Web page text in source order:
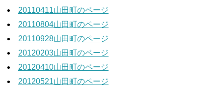
20110411山田町のページ
20110804山田町のページ
20110928山田町のページ
20120203山田町のページ
20120410山田町のページ
20120521山田町のページ